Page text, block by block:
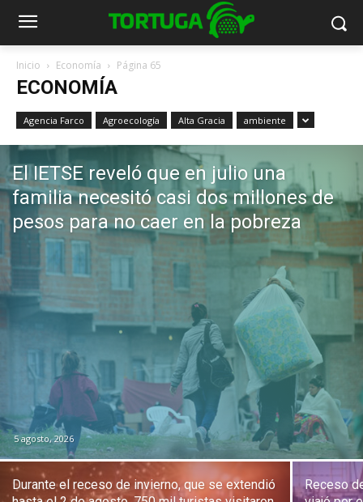
Inicio Economía Página 65
ECONOMÍA
Agencia Farco Agroecología Alta Gracia ambiente
El IETSE reveló que en julio una
familia necesitó casi dos millones de
pesos para no caer en la pobreza
5 agosto, 2026
Durante el receso de invierno, que se extendió
Receso